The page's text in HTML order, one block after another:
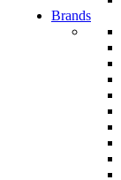
Brands